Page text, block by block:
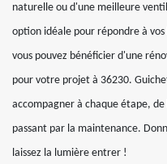
naturelle ou d'une meilleure
option idéale pour répondre à
vous pouvez bénéficier d'une
pour votre projet à 36230.
accompagner à chaque étape,
passant par la maintenance.
laissez la lumière entrer !